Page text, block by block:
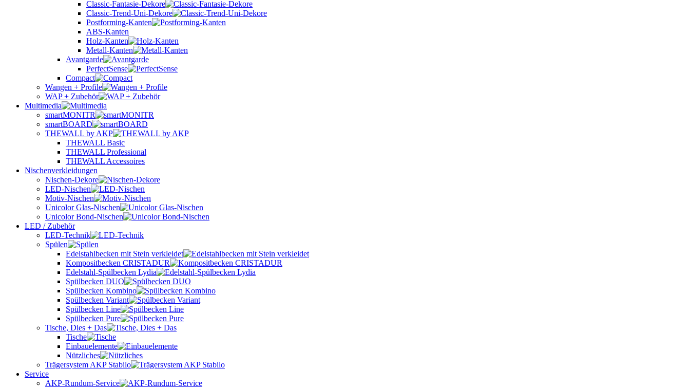
Classic-Fantasie-Dekore
Classic-Trend-Uni-Dekore
Postforming-Kanten
ABS-Kanten
Holz-Kanten
Metall-Kanten
Avantgarde
PerfectSense
Compact
Wangen + Profile
WAP + Zubehör
Multimedia
smartMONITR
smartBOARD
THEWALL by AKP
THEWALL Basic
THEWALL Professional
THEWALL Accessoires
Nischenverkleidungen
Nischen-Dekore
LED-Nischen
Motiv-Nischen
Unicolor Glas-Nischen
Unicolor Bond-Nischen
LED / Zubehör
LED-Technik
Spülen
Edelstahlbecken mit Stein verkleidet
Kompositbecken CRISTADUR
Edelstahl-Spülbecken Lydia
Spülbecken DUO
Spülbecken Kombino
Spülbecken Variant
Spülbecken Line
Spülbecken Pure
Tische, Dies + Das
Tische
Einbauelemente
Nützliches
Trägersystem AKP Stabilo
Service
AKP-Rundum-Service